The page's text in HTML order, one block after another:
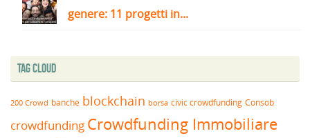
genere: 11 progetti in...
Tag Cloud
200 Crowd banche blockchain borsa civic crowdfunding Consob
crowdfunding Crowdfunding Immobiliare